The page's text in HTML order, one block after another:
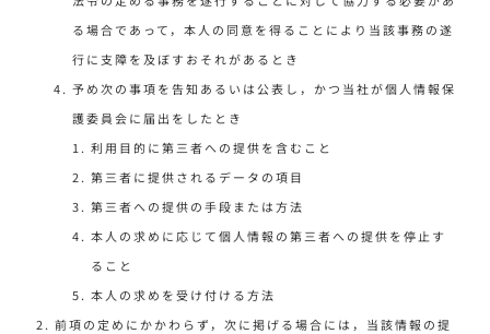
る場合であって，本人の同意を得ることにより当該事務の遂
行に支障を及ぼすおそれがあるとき
予め次の事項を告知あるいは公表し，かつ当社が個人情報保
護委員会に届出をしたとき
利用目的に第三者への提供を含むこと
第三者に提供されるデータの項目
第三者への提供の手段または方法
本人の求めに応じて個人情報の第三者への提供を停止す
ること
本人の求めを受け付ける方法
前項の定めにかかわらず，次に掲げる場合には，当該情報の提